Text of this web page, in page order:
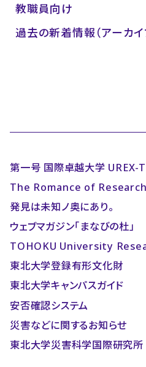
教職員向け
過去の新着情報（アーカイ
第一号 国際卓越大学 UREX-
The Romance of Research
発見は未知ノ奥にあり。
ウェブマガジン「まなびの杜」
TOHOKU University
東北大学登録有形文化財
東北大学キャンパスガイド
安否確認システム
災害などに関するお知らせ
東北大学災害科学国際研究所